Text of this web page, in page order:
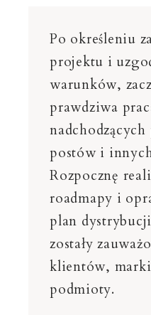
Po określeniu
projektu i
warunków,
prawdziwa
postów i
Rozpocznę
roadmapy i
plan
zostały
klientów,
podmioty.